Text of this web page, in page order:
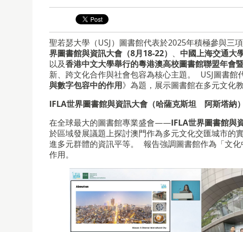
聖若瑟大學（USJ）圖書館代表於2025年積極參與三
界圖書館與資訊大會（8月18-22） 、 中國上海交通大
以及香港中文大學舉行的粵港澳高校圖書館聯盟年會
新、跨文化合作與社會包容為核心主題。 USJ圖書館
與數字包容中的作用》為題，展示圖書館在多元文化
IFLA世界圖書館與資訊大會（哈薩克斯坦 阿斯塔納）
在全球最大的圖書館專業盛會——IFLA世界圖書館與
於區域發展議題上探討澳門作為多元文化交匯城市的
進多元群體的資訊平等。 報告強調圖書館作為「文
作用。